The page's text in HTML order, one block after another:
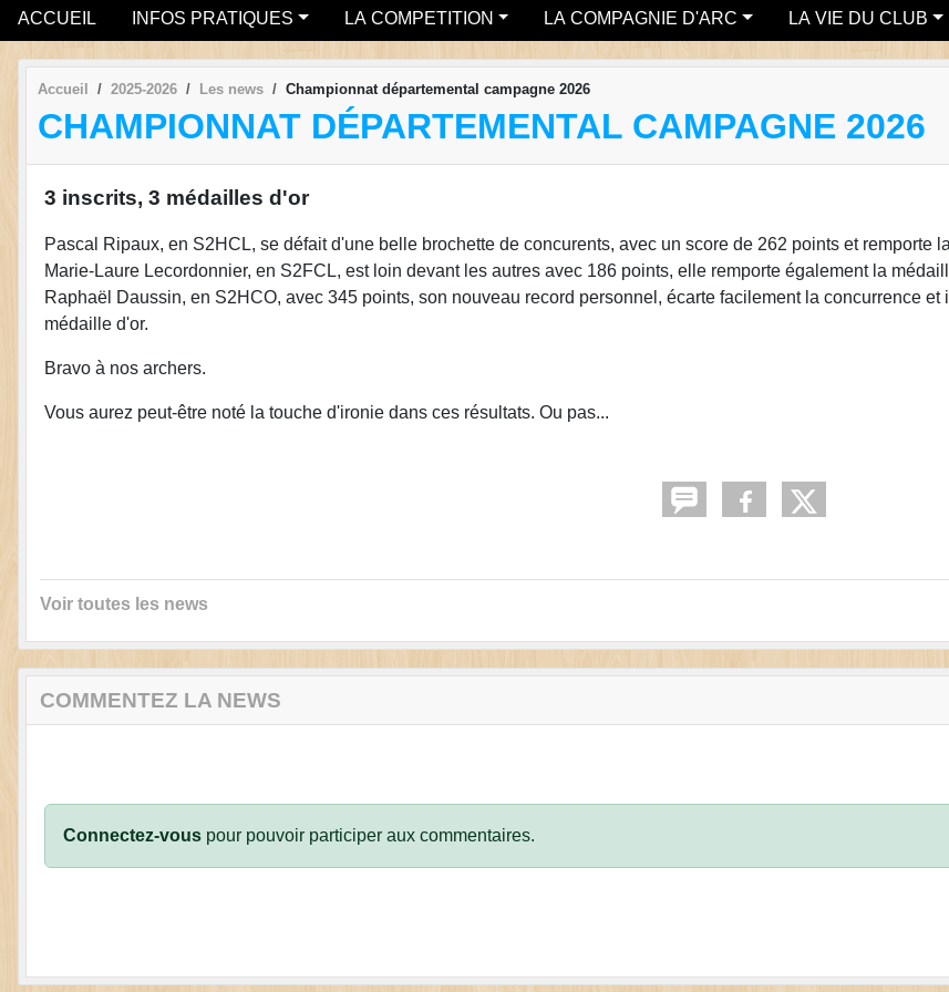
ACCUEIL INFOS PRATIQUES LA COMPETITION LA COMPAGNIE D'ARC LA VIE DU CLUB
Accueil 2025-2026 Les news Championnat départemental campagne 2026
CHAMPIONNAT DÉPARTEMENTAL CAMPAGNE 2026
3 inscrits, 3 médailles d'or
Pascal Ripaux, en S2HCL, se défait d'une belle brochette de concurents, avec un score de 262 points et remporte
Marie-Laure Lecordonnier, en S2FCL, est loin devant les autres avec 186 points, elle remporte également la
Raphaël Daussin, en S2HCO, avec 345 points, son nouveau record personnel, écarte facilement la concurrence et
médaille d'or.
Bravo à nos archers.
Vous aurez peut-être noté la touche d'ironie dans ces résultats. Ou pas...
Voir toutes les news
COMMENTEZ LA NEWS
Connectez-vous pour pouvoir participer aux commentaires.